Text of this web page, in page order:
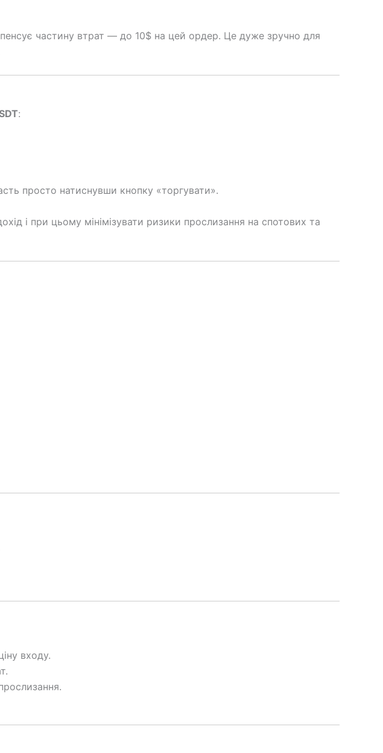
частину втрат — до 10$ на цей ордер. Це дуже зручно для
:
просто натиснувши кнопку «торгувати».
і при цьому мінімізувати ризики прослизання на спотових та
входу.